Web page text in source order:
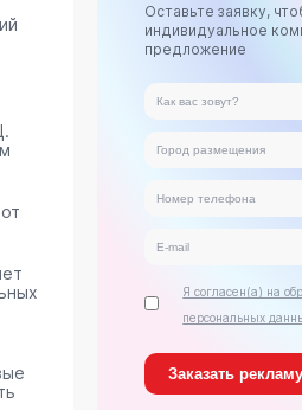
Оставьте заявку,
индивидуальное
предложение
Я согласен(а) на
персональных